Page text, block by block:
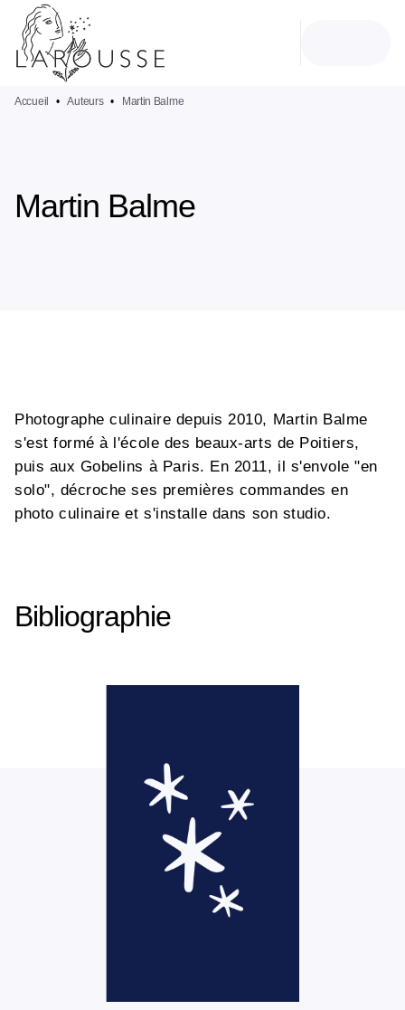
MENU
PIED DE PAGE
Accueil • Auteurs • Martin Balme
Martin Balme
Photographe culinaire depuis 2010, Martin Balme
s'est formé à l'école des beaux-arts de Poitiers,
puis aux Gobelins à Paris. En 2011, il s'envole "en
solo", décroche ses premières commandes en
photo culinaire et s'installe dans son studio.
Bibliographie